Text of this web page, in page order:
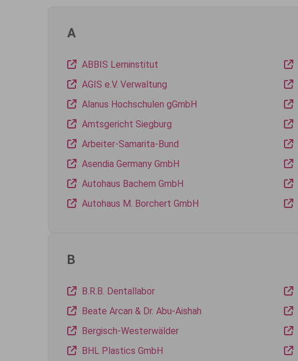
A
ABBIS Lerninstitut
AGIS e.V. Verwaltung
Alanus Hochschulen gGmbH
Amtsgericht Siegburg
Arbeiter-Samarita-Bund
Asendia Germany GmbH
Autohaus Bachem GmbH
Autohaus M. Borchert GmbH
B
B.R.B. Dentallabor
Beate Arcan & Dr. Abu-Aishah
Bergisch-Westerwälder
BHL Plastics GmbH